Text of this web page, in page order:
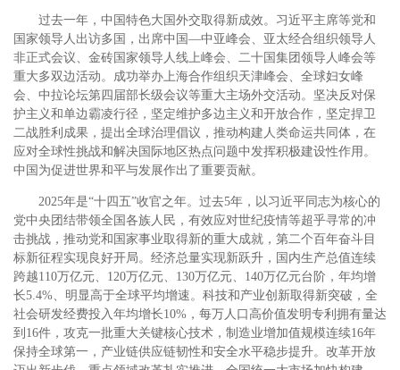
过去一年，中国特色大国外交取得新成效。习近平主席等党和
国家领导人出访多国，出席中国—中亚峰会、亚太经合组织领导人
非正式会议、金砖国家领导人线上峰会、二十国集团领导人峰会等
重大多双边活动。成功举办上海合作组织天津峰会、全球妇女峰
会、中拉论坛第四届部长级会议等重大主场外交活动。坚决反对保
护主义和单边霸凌行径，坚定维护多边主义和开放合作，坚定捍卫
二战胜利成果，提出全球治理倡议，推动构建人类命运共同体，在
应对全球性挑战和解决国际地区热点问题中发挥积极建设性作用。
中国为促进世界和平与发展作出了重要贡献。
2025年是“十四五”收官之年。过去5年，以习近平同志为核心的
党中央团结带领全国各族人民，有效应对世纪疫情等超乎寻常的冲
击挑战，推动党和国家事业取得新的重大成就，第二个百年奋斗目
标新征程实现良好开局。经济总量实现新跃升，国内生产总值连续
跨越110万亿元、120万亿元、130万亿元、140万亿元台阶，年均增
长5.4%、明显高于全球平均增速。科技和产业创新取得新突破，全
社会研发经费投入年均增长10%，每万人口高价值发明专利拥有量达
到16件，攻克一批重大关键核心技术，制造业增加值规模连续16年
保持全球第一，产业链供应链韧性和安全水平稳步提升。改革开放